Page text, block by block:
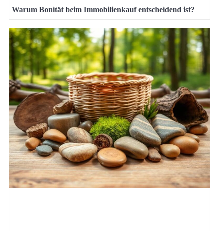
Warum Bonität beim Immobilienkauf entscheidend ist?